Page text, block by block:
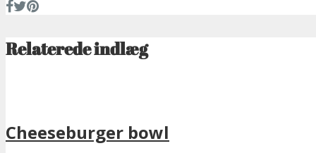
Relaterede indlæg
Cheeseburger bowl